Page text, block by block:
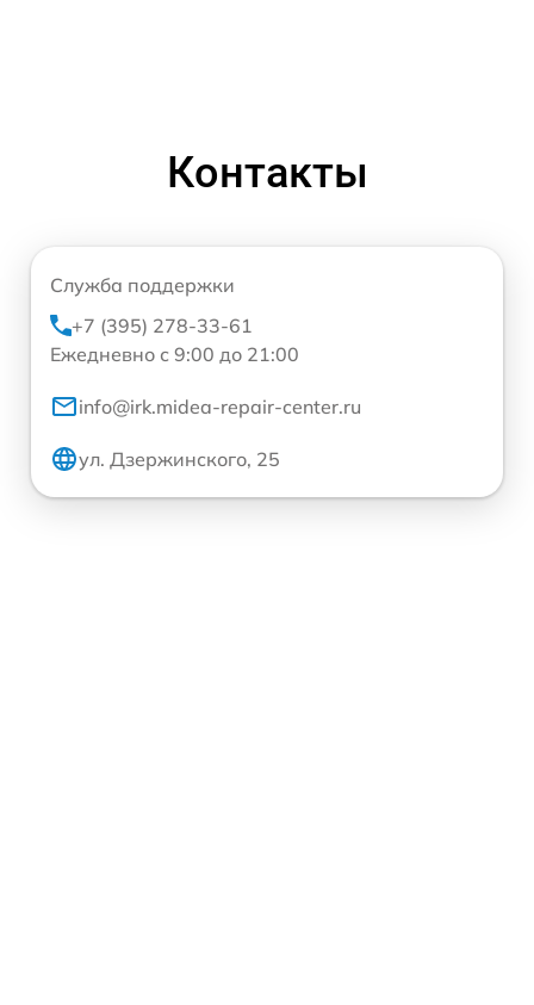
Контакты
Служба поддержки
+7 (395) 278-33-61
Ежедневно с 9:00 до 21:00
info@irk.midea-repair-center.ru
ул. Дзержинского, 25